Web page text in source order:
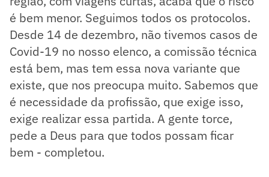
é bem menor. Seguimos todos os protocolos.
Desde 14 de dezembro, não tivemos casos de
Covid-19 no nosso elenco, a comissão técnica
está bem, mas tem essa nova variante que
existe, que nos preocupa muito. Sabemos que
é necessidade da profissão, que exige isso,
exige realizar essa partida. A gente torce,
pede a Deus para que todos possam ficar
bem - completou.